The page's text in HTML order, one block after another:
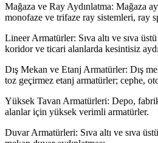
Mağaza ve Ray Aydınlatma: Mağaza
monofaze ve trifaze ray sistemleri, ray
Lineer Armatürler: Sıva altı ve sıva
koridor ve ticari alanlarda kesintisiz
Dış Mekan ve Etanj Armatürler: Dış
toz geçirmez etanj armatürler; cephe,
Yüksek Tavan Armatürleri: Depo,
alanlar için yüksek verimli armatürler.
Duvar Armatürleri: Sıva altı ve sıva